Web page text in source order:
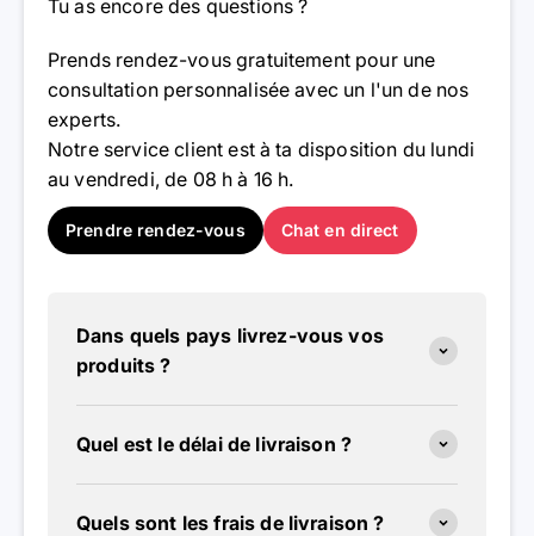
Tu as encore des questions ?
Prends rendez-vous gratuitement pour une
consultation personnalisée avec un l'un de nos
experts.
Notre service client est à ta disposition du lundi
au vendredi, de 08 h à 16 h.
Prendre rendez-vous Chat en direct
Dans quels pays livrez-vous vos
produits ?
Quel est le délai de livraison ?
Quels sont les frais de livraison ?